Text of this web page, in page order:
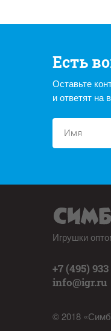
Есть
Оставьте
и ответят на
Игрушки
+7 (495)
info@igr.ru
© 2018